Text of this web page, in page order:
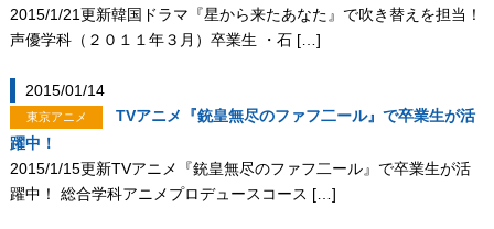
2015/1/21更新韓国ドラマ『星から来たあなた』で吹き替えを担当！
声優学科（２０１１年３月）卒業生 ・石 […]
2015/01/14
東京アニメ
TVアニメ『銃皇無尽のファフ二ール』で卒業生が活
躍中！
2015/1/15更新TVアニメ『銃皇無尽のファフ二ール』で卒業生が活
躍中！ 総合学科アニメプロデュースコース […]